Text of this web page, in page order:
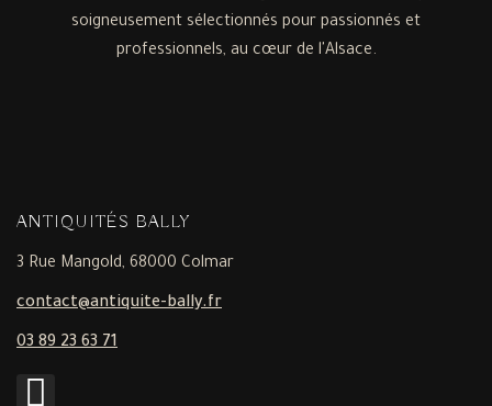
soigneusement sélectionnés pour passionnés et
professionnels, au cœur de l'Alsace.
ANTIQUITÉS BALLY
3 Rue Mangold, 68000 Colmar
contact@antiquite-bally.fr
03 89 23 63 71